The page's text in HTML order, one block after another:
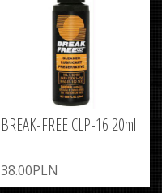
BREAK-FREE CLP-16 20ml
38.00PLN